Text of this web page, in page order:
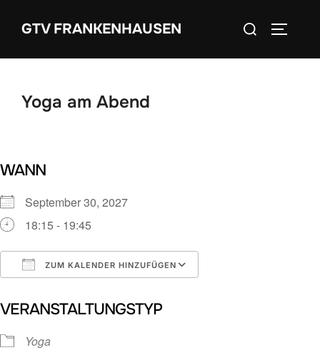
InhaltGTV FRANKENHAUSEN
Suchen
Yoga am Abend
WANN
September 30, 2027
18:15 - 19:45
ZUM KALENDER HINZUFÜGEN
VERANSTALTUNGSTYP
Yoga